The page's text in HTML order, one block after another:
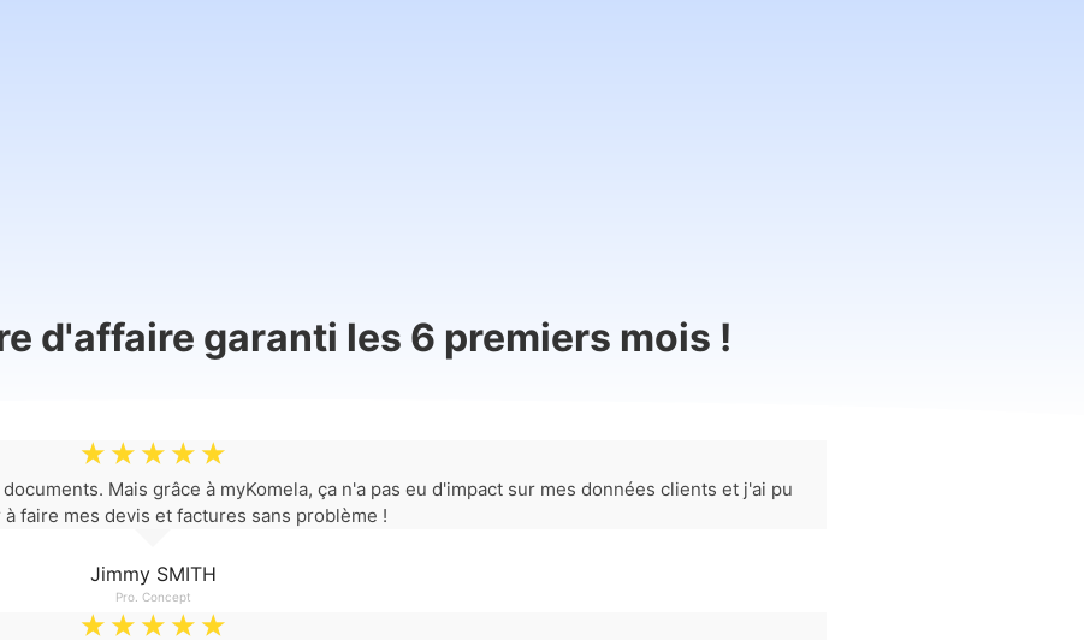
d'affaire garanti les 6 premiers mois !
Jimmy SMITH
Pro. Concept
☆ ☆ ☆ ☆ ☆
Mais grâce à myKomela, ça n'a pas eu d'impact sur mes données clients et j'ai pu
faire mes devis et factures sans problème !
☆ ☆ ☆ ☆ ☆